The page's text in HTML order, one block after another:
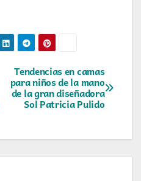
Tendencias en camas
para niños de la mano
de la gran diseñadora
Sol Patricia Pulido